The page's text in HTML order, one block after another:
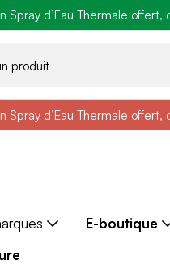
Belle semaine:
Spray d’Eau Thermale
Belle semaine:
Spray d’Eau Thermale
E-boutique